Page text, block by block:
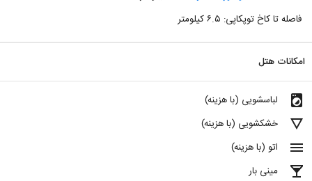
فاصله تا کاخ توپکاپی: ۶.۵ کیلومتر
امکانات هتل
local_laundry_service لباسشویی (با هزینه)
details خشکشویی (با هزینه)
menu اتو (با هزینه)
local_bar مینی بار